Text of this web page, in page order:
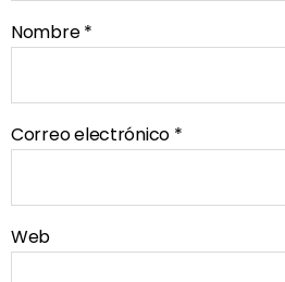
Nombre*
Correo electrónico *
Web